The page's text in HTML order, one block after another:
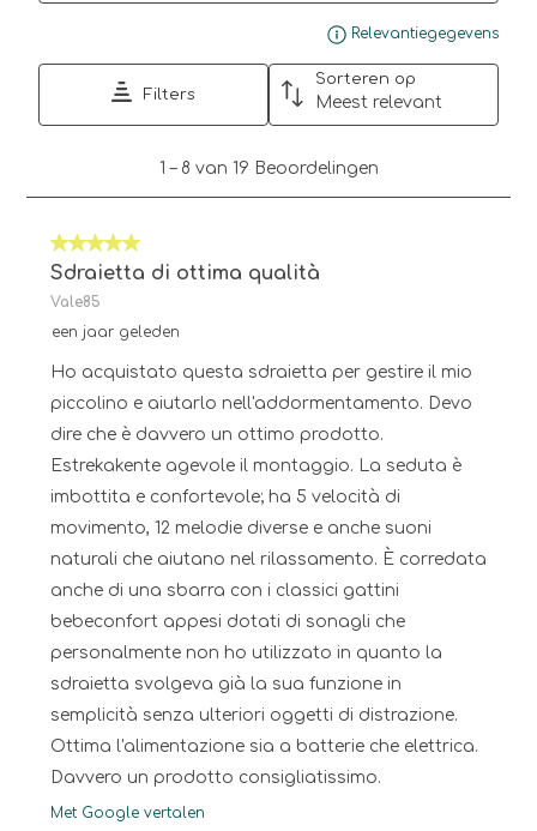
Relevantiegegevens
Filters
Sorteren op
Meest relevant
8
Beoordelingen.
1 – 8 van 19 Beoordelingen
5 van 5 sterren.
Sdraietta di ottima qualità
Vale85
een jaar geleden
Ho acquistato questa sdraietta per gestire il mio
piccolino e aiutarlo nell'addormentamento. Devo
dire che è davvero un ottimo prodotto.
Estrekakente agevole il montaggio. La seduta è
imbottita e confortevole; ha 5 velocità di
movimento, 12 melodie diverse e anche suoni
naturali che aiutano nel rilassamento. È corredata
anche di una sbarra con i classici gattini
bebeconfort appesi dotati di sonagli che
personalmente non ho utilizzato in quanto la
sdraietta svolgeva già la sua funzione in
semplicità senza ulteriori oggetti di distrazione.
Ottima l'alimentazione sia a batterie che elettrica.
Davvero un prodotto consigliatissimo.
Met Google vertalen